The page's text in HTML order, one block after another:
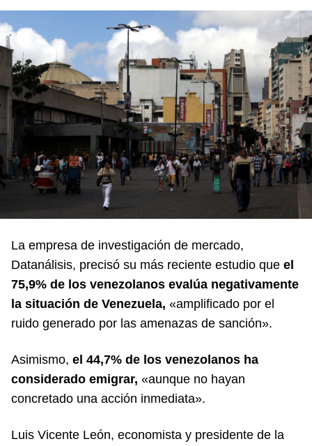
La empresa de investigación de mercado,
Datanálisis, precisó su más reciente estudio que el
75,9% de los venezolanos evalúa negativamente
la situación de Venezuela, «amplificado por el
ruido generado por las amenazas de sanción».
Asimismo, el 44,7% de los venezolanos ha
considerado emigrar, «aunque no hayan
concretado una acción inmediata».
Luis Vicente León, economista y presidente de la